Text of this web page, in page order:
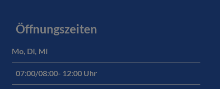
Öffnungszeiten
Mo, Di, Mi
07:00/08:00- 12:00 Uhr